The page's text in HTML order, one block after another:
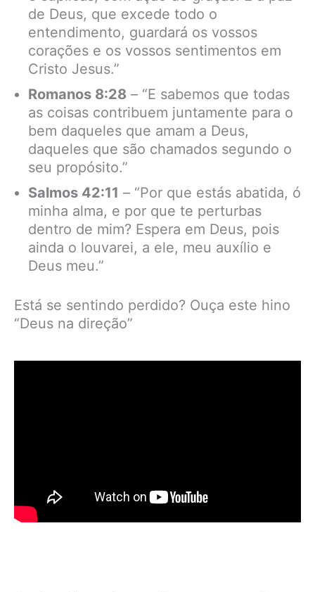
de Deus, que excede todo o
entendimento, guardará os vossos
corações e os vossos sentimentos em
Cristo Jesus.”
Romanos 8:28 – “E sabemos que todas
as coisas contribuem juntamente para o
bem daqueles que amam a Deus,
daqueles que são chamados segundo o
seu propósito.”
Salmos 42:11 – “Por que estás abatida, ó
minha alma, e por que te perturbas
dentro de mim? Espera em Deus, pois
ainda o louvarei, a ele, meu auxílio e
Deus meu.”
Está se sentindo perdido? Ouça este hino
“Deus na direção”